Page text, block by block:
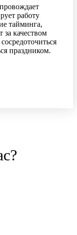
работу
тайминга,
качеством
праздником.